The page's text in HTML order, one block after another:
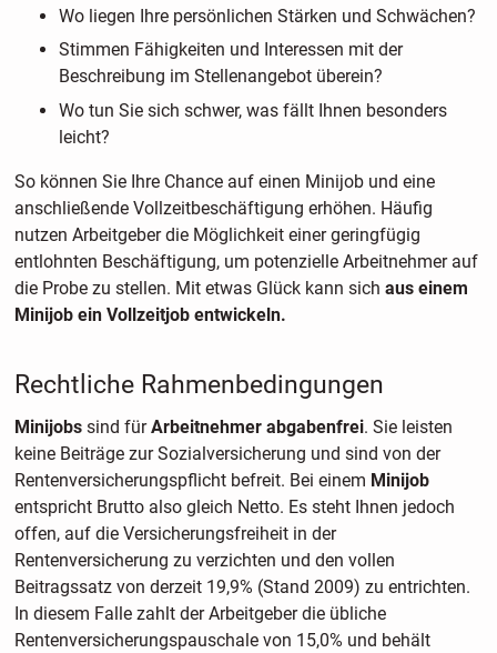
Wo liegen Ihre persönlichen Stärken und Schwächen?
Stimmen Fähigkeiten und Interessen mit der
Beschreibung im Stellenangebot überein?
Wo tun Sie sich schwer, was fällt Ihnen besonders
leicht?
So können Sie Ihre Chance auf einen Minijob und eine
anschließende Vollzeitbeschäftigung erhöhen. Häufig
nutzen Arbeitgeber die Möglichkeit einer geringfügig
entlohnten Beschäftigung, um potenzielle Arbeitnehmer auf
die Probe zu stellen. Mit etwas Glück kann sich aus einem
Minijob ein Vollzeitjob entwickeln.
Rechtliche Rahmenbedingungen
Minijobs sind fürArbeitnehmer abgabenfrei. Sie leisten
keine Beiträge zur Sozialversicherung und sind von der
Rentenversicherungspflicht befreit. Bei einem Minijob
entspricht Brutto also gleich Netto. Es steht Ihnen jedoch
offen, auf die Versicherungsfreiheit in der
Rentenversicherung zu verzichten und den vollen
Beitragssatz von derzeit 19,9% (Stand 2009) zu entrichten.
In diesem Falle zahlt der Arbeitgeber die übliche
Rentenversicherungspauschale von 15,0% und behält